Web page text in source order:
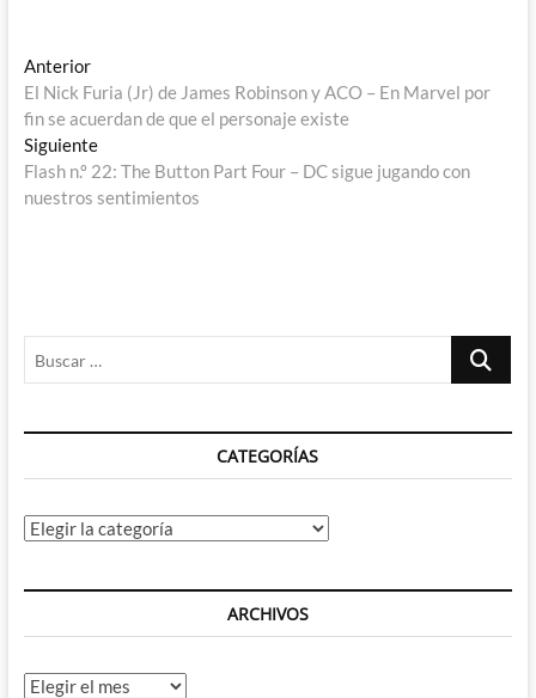
Navegación
de
entradas
AnteriorEntrada
anterior:
El Nick Furia (Jr) de James Robinson y ACO – En Marvel por
fin se acuerdan de que el personaje existe
SiguienteEntrada
siguiente:
Flash n.º 22: The Button Part Four – DC sigue jugando con
nuestros sentimientos
Buscar
CATEGORÍAS
Categorías
ARCHIVOS
Archivos